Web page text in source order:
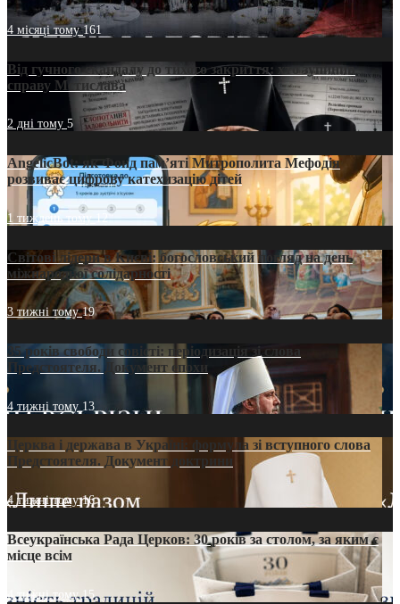
4 місяці тому161
Від гучного скандалу до тихого закриття: хто зупинив
справу Мстислава
2 дні тому 5
AngelicBot: як Фонд пам’яті Митрополита Мефодія
розвиває цифрову катехизацію дітей
1 тиждень тому12
Світові лідери в Києві: богословський погляд на день
міжнародної солідарності
3 тижні тому19
35 років свободи совісті: періодизація зі слова
Предстоятеля. Документ епохи
4 тижні тому 13
Церква і держава в Україні: формула зі вступного слова
Предстоятеля. Документ доктрини
4 тижні тому16
Всеукраїнська Рада Церков: 30 років за столом, за яким є
місце всім
4 тижні тому15